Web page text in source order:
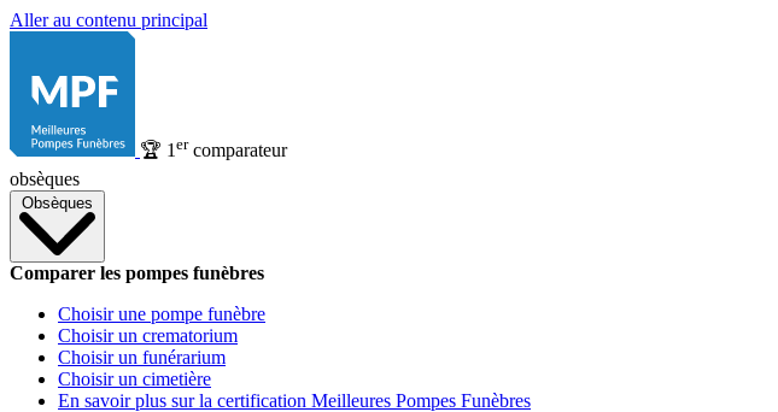
Aller au contenu principal
🏆 1 ercomparateur
obsèques
Obsèques
Comparer les pompes funèbres
Choisir une pompe funèbre
Choisir un crematorium
Choisir un funérarium
Choisir un cimetière
En savoir plus sur la certification Meilleures Pompes Funèbres